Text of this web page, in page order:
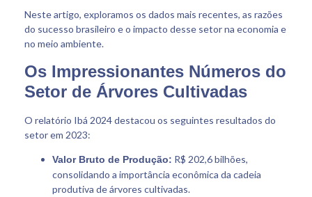
Neste artigo, exploramos os dados mais recentes, as razões
do sucesso brasileiro e o impacto desse setor na economia e
no meio ambiente.
Os Impressionantes Números do
Setor de Árvores Cultivadas
O relatório Ibá 2024 destacou os seguintes resultados do
setor em 2023:
Valor Bruto de Produção: R$ 202,6 bilhões,
consolidando a importância econômica da cadeia
produtiva de árvores cultivadas.